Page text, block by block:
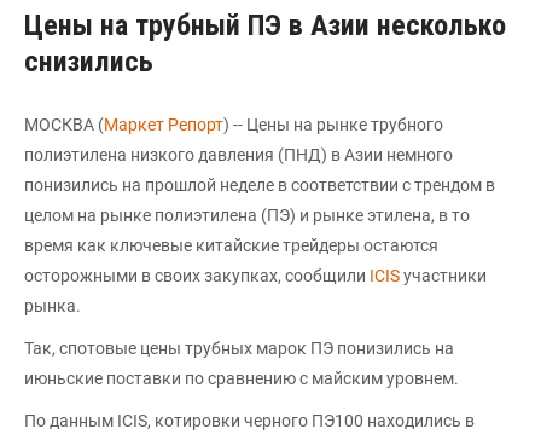
Цены на трубный ПЭ в Азии несколько
снизились
МОСКВА (Маркет Репорт) -- Цены на рынке трубного
полиэтилена низкого давления (ПНД) в Азии немного
понизились на прошлой неделе в соответствии с трендом в
целом на рынке полиэтилена (ПЭ) и рынке этилена, в то
время как ключевые китайские трейдеры остаются
осторожными в своих закупках, сообщили ICISучастники
рынка.
Так, спотовые цены трубных марок ПЭ понизились на
июньские поставки по сравнению с майским уровнем.
По данным ICIS, котировки черного ПЭ100 находились в